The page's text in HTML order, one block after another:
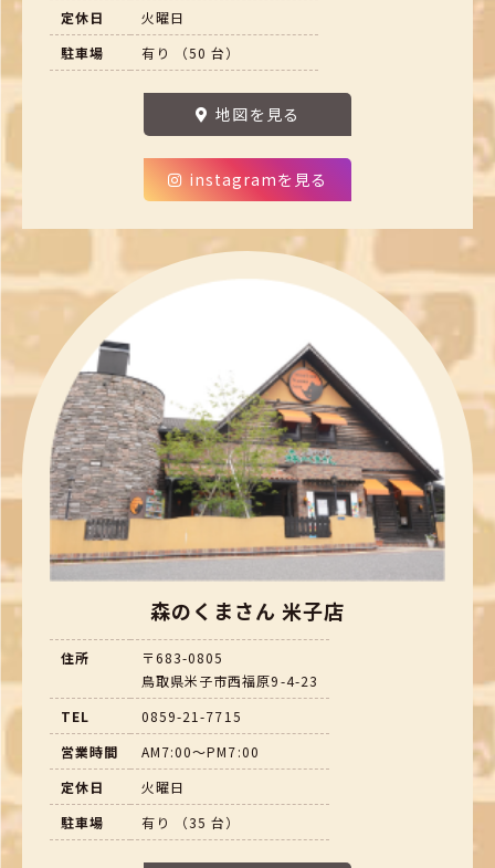
定休日
火曜日
駐車場
有り （50 台）
地図を見る
instagramを見る
森のくまさん 米子店
住所
〒683-0805
鳥取県米子市西福原9-4-23
TEL
0859-21-7715
営業時間
AM7:00～PM7:00
定休日
火曜日
駐車場
有り （35 台）